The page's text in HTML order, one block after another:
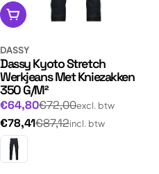
Opties kiezen
DASSY
Dassy Kyoto Stretch
Werkjeans Met Kniezakken
350 G/M²
Aanbiedingsprijs
€64,80
Normale
prijs
€72,00excl. btw
€78,41
Normale
prijs
€87,12incl. btw